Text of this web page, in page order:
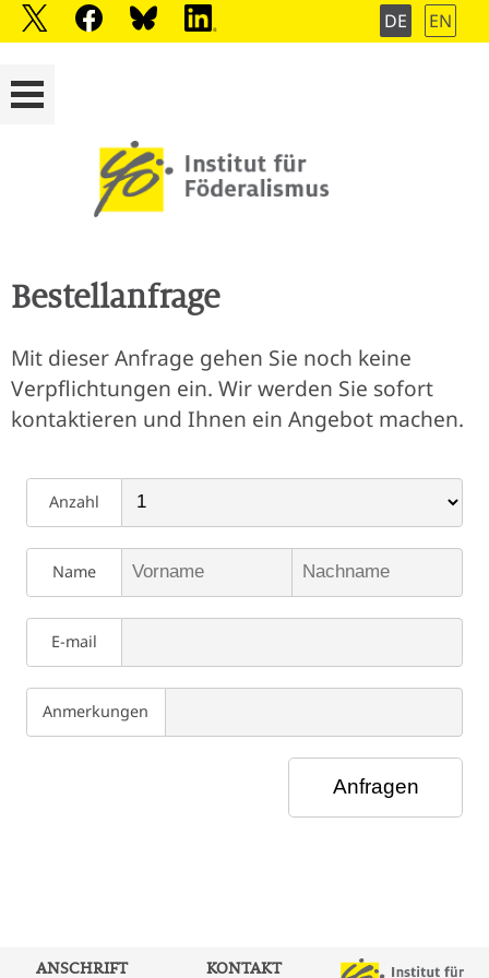
DE EN
Bestellanfrage
Mit dieser Anfrage gehen Sie noch keine
Verpflichtungen ein. Wir werden Sie sofort
kontaktieren und Ihnen ein Angebot machen.
Anzahl
Name
E-mail
Anmerkungen
ANSCHRIFT KONTAKT